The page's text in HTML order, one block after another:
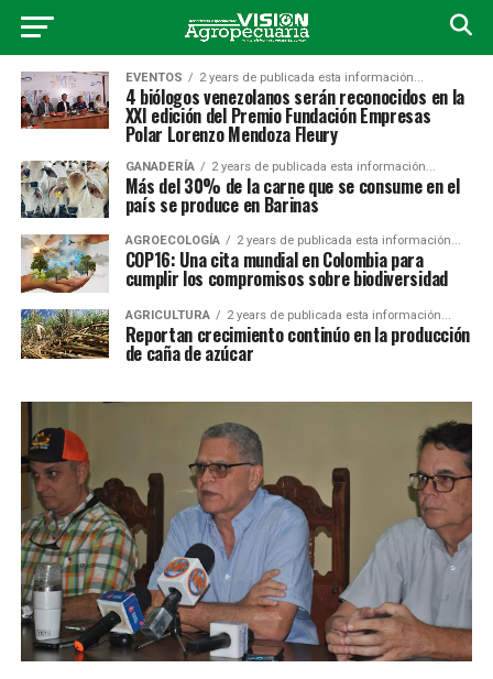
EVENTOS 2 years de publicada esta información...
4 biólogos venezolanos serán reconocidos en la
XXI edición del Premio Fundación Empresas
Polar Lorenzo Mendoza Fleury
GANADERÍA 2 years de publicada esta información...
Más del 30% de la carne que se consume en el
país se produce en Barinas
AGROECOLOGÍA 2 years de publicada esta información...
COP16: Una cita mundial en Colombia para
cumplir los compromisos sobre biodiversidad
AGRICULTURA 2 years de publicada esta información...
Reportan crecimiento continúo en la producción
de caña de azúcar